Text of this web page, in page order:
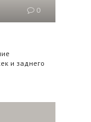
0
и заднего